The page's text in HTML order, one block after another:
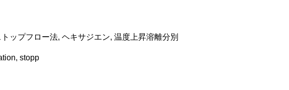
ップフロー法, ヘキサジエン, 温度上昇溶離分別
stopp